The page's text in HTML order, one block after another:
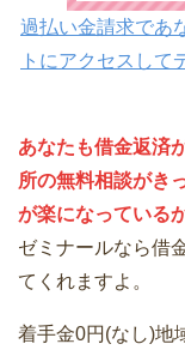
過払い金請求であ
トにアクセスして
あなたも借金返済
所の無料相談がき
が楽になっている
ゼミナールなら借
てくれますよ。
着手金0円(なし)地